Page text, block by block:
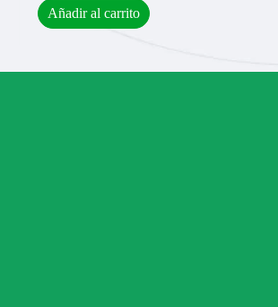
Añadir al carrito